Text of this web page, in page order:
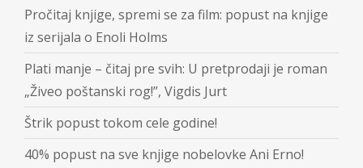
Pročitaj knjige, spremi se za film: popust na knjige
iz serijala o Enoli Holms
Plati manje – čitaj pre svih: U pretprodaji je roman
„Živeo poštanski rog!”, Vigdis Jurt
Štrik popust tokom cele godine!
40% popust na sve knjige nobelovke Ani Erno!